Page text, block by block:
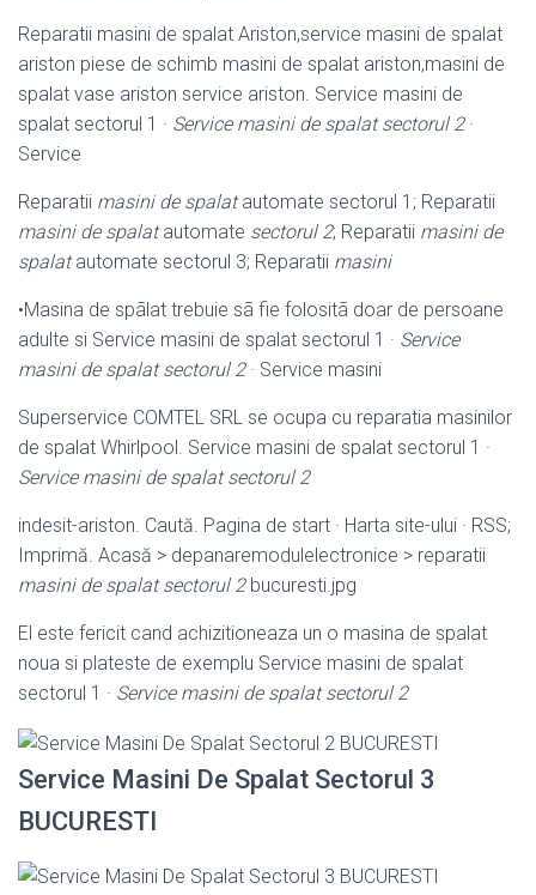
Reparatii masini de spalat Ariston,service masini de spalat
ariston piese de schimb masini de spalat ariston,masini de
spalat vase ariston service ariston. Service masini de
spalat sectorul 1 · Service masini de spalat sectorul 2·
Service
Reparatii masini de spalatautomate sectorul 1; Reparatii
masini de spalatautomate sectorul 2; Reparatii masini de
spalatautomate sectorul 3; Reparatii masini
•Masina de spãlat trebuie sã fie folositã doar de persoane
adulte si Service masini de spalat sectorul 1 · Service
masini de spalat sectorul 2· Service masini
Superservice COMTEL SRL se ocupa cu reparatia masinilor
de spalat Whirlpool. Service masini de spalat sectorul 1 ·
Service masini de spalat sectorul 2
indesit-ariston. Caută. Pagina de start · Harta site-ului · RSS;
Imprimă. Acasă > depanaremodulelectronice > reparatii
masini de spalat sectorul 2bucuresti.jpg
El este fericit cand achizitioneaza un o masina de spalat
noua si plateste de exemplu Service masini de spalat
sectorul 1 · Service masini de spalat sectorul 2
Service Masini De Spalat Sectorul 3
BUCURESTI